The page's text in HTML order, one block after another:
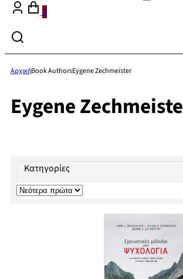
0
ΑρχικήBook AuthorsEygene Zechmeister
Eygene
Κατηγορίες